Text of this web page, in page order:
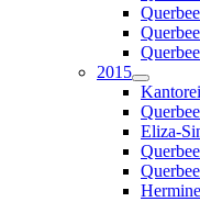
2015
Eliza-